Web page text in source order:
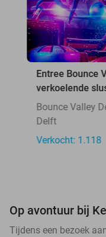
Entree Bounce
verkoelende
Bounce Valley
Delft
Verkocht: 1.118
Op avontuur bij
Tijdens een bezoek